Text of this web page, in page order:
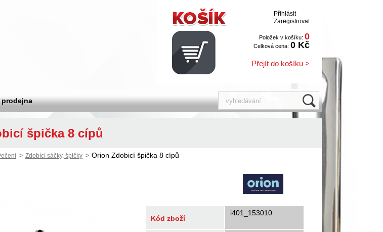
Přihlásit
Zaregistrovat
Položek v košíku: 0
Celková cena: 0 Kč
Přejít do košíku >
prodejna
špička 8 cípů
> Zdobící sáčky, špičky > Orion Zdobicí špička 8 cípů
Kód zboží
i401_153010